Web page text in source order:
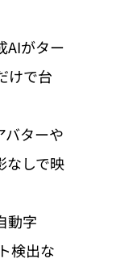
AIがター
けで台
バターや
なしで映
動字
検出な